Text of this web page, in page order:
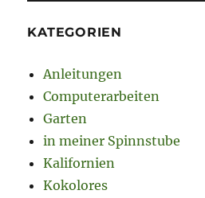
KATEGORIEN
Anleitungen
Computerarbeiten
Garten
in meiner Spinnstube
Kalifornien
Kokolores